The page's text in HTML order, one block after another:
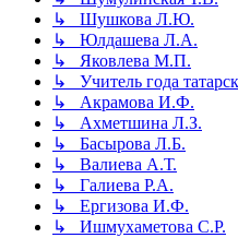
↳ Шушкова Л.Ю.
↳ Юлдашева Л.А.
↳ Яковлева М.П.
↳ Учитель года
↳ Акрамова И.Ф.
↳ Ахметшина Л.З.
↳ Басырова Л.Б.
↳ Валиева А.Т.
↳ Галиева Р.А.
↳ Ергизова И.Ф.
↳ Ишмухаметова С.Р.